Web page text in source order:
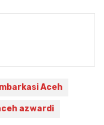
Aceh
azwardi